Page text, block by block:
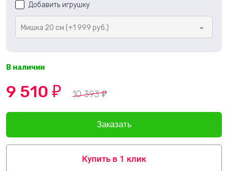
Добавить игрушку
Мишка 20 см (+1 999 руб.)
В наличии
9 510 ₽ 10 393₽
Купить в 1 клик